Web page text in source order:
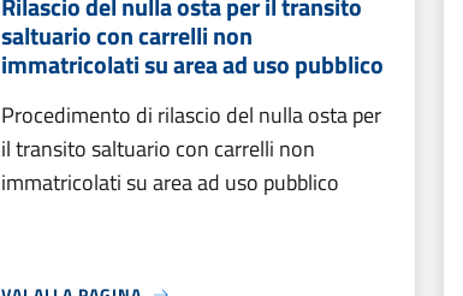
saltuario con carrelli non
immatricolati su area ad uso pubblico
Procedimento di rilascio del nulla osta per
il transito saltuario con carrelli non
immatricolati su area ad uso pubblico